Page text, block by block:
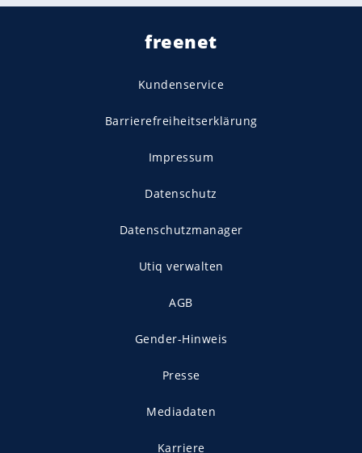
freenet
Kundenservice
Barrierefreiheitserklärung
Impressum
Datenschutz
Datenschutzmanager
Utiq verwalten
AGB
Gender-Hinweis
Presse
Mediadaten
Karriere